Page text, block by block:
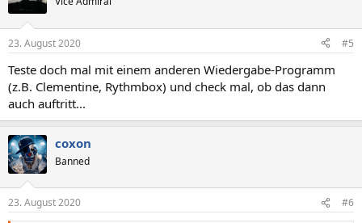
23. August 2020 #5
Teste doch mal mit einem anderen Wiedergabe-Programm
(z.B. Clementine, Rythmbox) und check mal, ob das dann
auch auftritt...
coxon
Banned
23. August 2020 #6